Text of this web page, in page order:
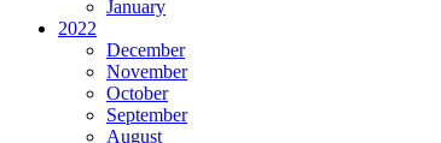
January
2022
December
November
October
September
August